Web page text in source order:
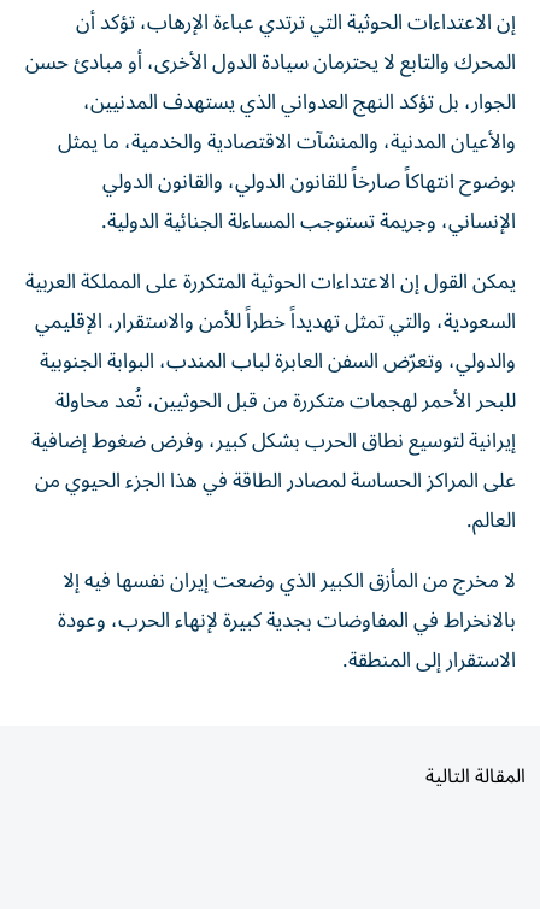
إن الاعتداءات الحوثية التي ترتدي عباءة الإرهاب، تؤكد أن
المحرك والتابع لا يحترمان سيادة الدول الأخرى، أو مبادئ حسن
الجوار، بل تؤكد النهج العدواني الذي يستهدف المدنيين،
والأعيان المدنية، والمنشآت الاقتصادية والخدمية، ما يمثل
بوضوح انتهاكاً صارخاً للقانون الدولي، والقانون الدولي
الإنساني، وجريمة تستوجب المساءلة الجنائية الدولية.
يمكن القول إن الاعتداءات الحوثية المتكررة على المملكة العربية
السعودية، والتي تمثل تهديداً خطراً للأمن والاستقرار، الإقليمي
والدولي، وتعرّض السفن العابرة لباب المندب، البوابة الجنوبية
للبحر الأحمر لهجمات متكررة من قبل الحوثيين، تُعد محاولة
إيرانية لتوسيع نطاق الحرب بشكل كبير، وفرض ضغوط إضافية
على المراكز الحساسة لمصادر الطاقة في هذا الجزء الحيوي من
العالم.
لا مخرج من المأزق الكبير الذي وضعت إيران نفسها فيه إلا
بالانخراط في المفاوضات بجدية كبيرة لإنهاء الحرب، وعودة
الاستقرار إلى المنطقة.
المقالة التالية